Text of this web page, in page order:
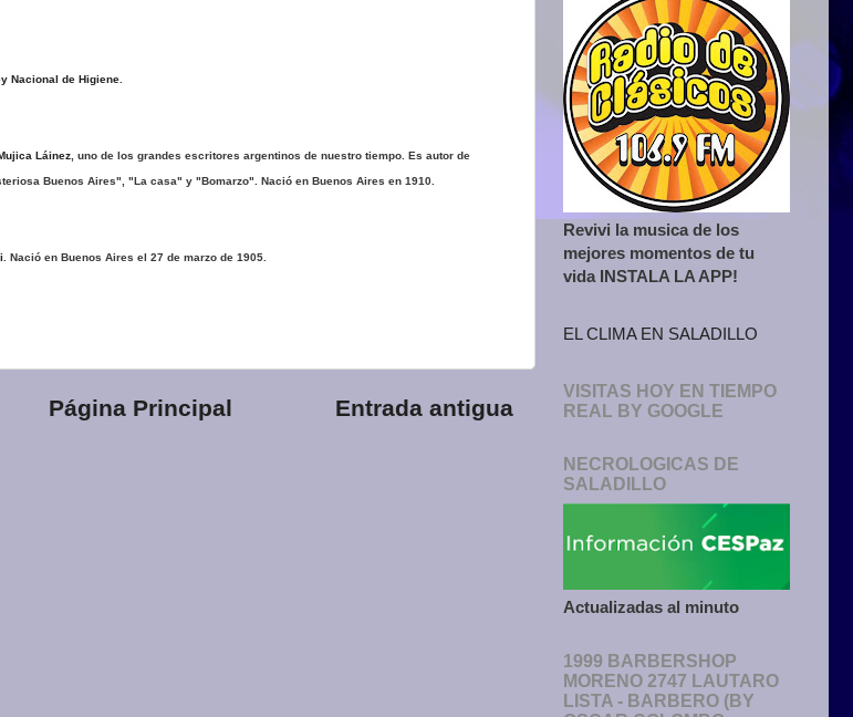
Nacional de Higiene
Láinez , uno de los grandes escritores argentinos de nuestro tiempo. Es autor de
Buenos Aires", "La casa" y "Bomarzo". Nació en Buenos Aires en 1910.
. Nació en Buenos Aires el 27 de marzo de 1905.
Entrada antigua
Página Principal
Revivi la musica de los
mejores momentos de tu
vida INSTALA LA APP!
EL CLIMA EN SALADILLO
VISITAS HOY EN TIEMPO
REAL BY GOOGLE
NECROLOGICAS DE
SALADILLO
Actualizadas al minuto
1999 BARBERSHOP
MORENO 2747 LAUTARO
LISTA - BARBERO (BY